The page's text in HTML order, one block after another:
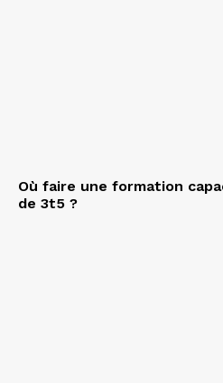
Où faire une formation
de 3t5 ?